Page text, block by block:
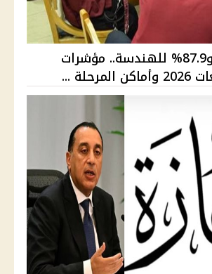
92.8% للطب و87.9% للهندسة.. مؤشرات
...